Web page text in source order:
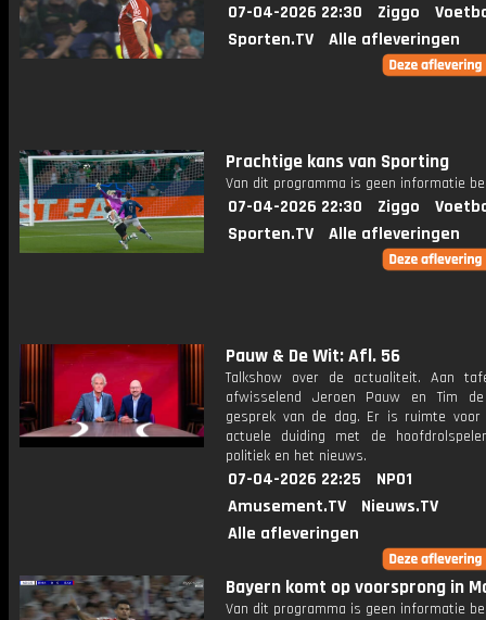
07-04-2026 22:30 Ziggo
Sporten.TV
Alle afleveringen
Prachtige kans van Sporting
Van dit programma is geen informatie
07-04-2026 22:30 Ziggo
Sporten.TV
Alle afleveringen
Pauw & De Wit: Afl. 56
Talkshow over de actualiteit. Aan
afwisselend Jeroen Pauw en Tim
gesprek van de dag. Er is ruimte
actuele duiding met de
politiek en het nieuws.
07-04-2026 22:25
NPO1
Amusement.TV
Nieuws.TV
Alle afleveringen
Bayern komt op voorsprong in
Van dit programma is geen informatie